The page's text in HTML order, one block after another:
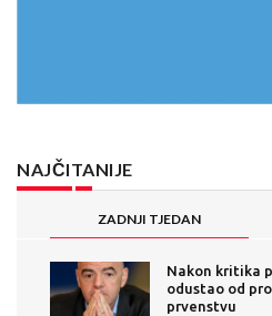
NAJČITANIJE
ZADNJI TJEDAN
Nakon kritika
odustao od
prvenstvu